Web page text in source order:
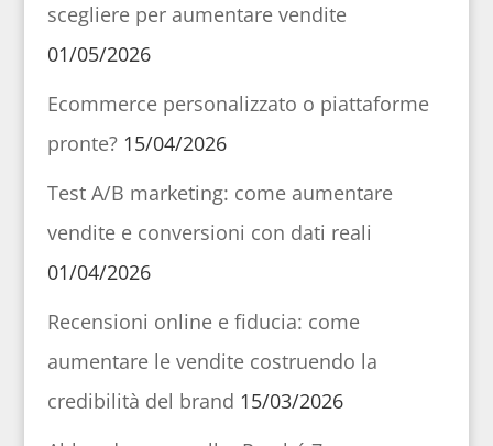
scegliere per aumentare vendite
01/05/2026
Ecommerce personalizzato o piattaforme
pronte? 15/04/2026
Test A/B marketing: come aumentare
vendite e conversioni con dati reali
01/04/2026
Recensioni online e fiducia: come
aumentare le vendite costruendo la
credibilità del brand 15/03/2026